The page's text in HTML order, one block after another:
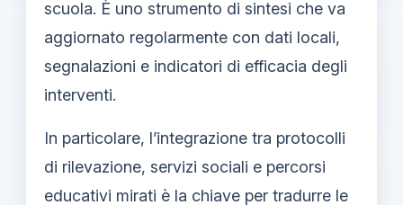
scuola. È uno strumento di sintesi che va
aggiornato regolarmente con dati locali,
segnalazioni e indicatori di efficacia degli
interventi.
In particolare, l’integrazione tra protocolli
di rilevazione, servizi sociali e percorsi
educativi mirati è la chiave per tradurre le